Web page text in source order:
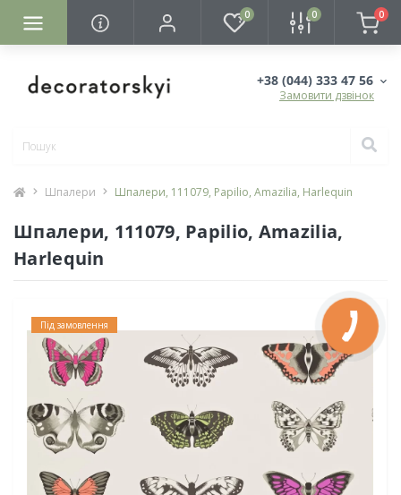
0 0 0
+38 (044) 333 47 56
Замовити дзвінок
Шпалери Шпалери, 111079, Papilio, Amazilia, Harlequin
Шпалери, 111079, Papilio, Amazilia,
Harlequin
Під замовлення